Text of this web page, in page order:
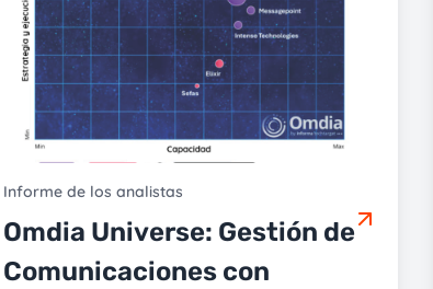
Informe de los analistas
Omdia Universe: Gestión de
Comunicaciones con